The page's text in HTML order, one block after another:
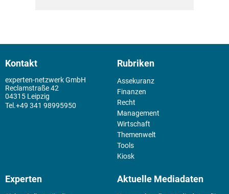
Kontakt
experten-netzwerk GmbH
Reclamstraße 42
04315 Leipzig
+49 341 98995950
Rubriken
Assekuranz
Finanzen
Recht
Management
Wirtschaft
Themenwelt
Tools
Kiosk
Experten Aktuelle Mediadaten